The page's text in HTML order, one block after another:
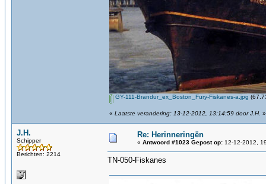
GY-111-Brandur_ex_Boston_Fury-Fiskanes-a.jpg
« Laatste verandering: 13-12-2012, 13:14:59 door J.H. »
J.H.
Schipper
Berichten: 2214
Re: Herinneringën
« Antwoord #1023 Gepost op: 12-12-2012,
TN-050-Fiskanes